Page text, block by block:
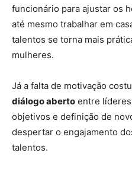
funcionário para ajustar os
até mesmo trabalhar em
talentos se torna mais
mulheres.
Já a falta de motivação
diálogo aberto entre
objetivos e definição de
despertar o engajamento
talentos.